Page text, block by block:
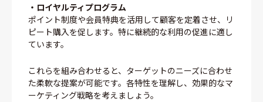
・ロイヤルティプログラム
ポイント制度や会員特典を活用して顧客を定着させ、リ
ピート購入を促します。特に継続的な利用の促進に適し
ています。
これらを組み合わせると、ターゲットのニーズに合わせ
た柔軟な提案が可能です。各特性を理解し、効果的なマ
ーケティング戦略を考えましょう。